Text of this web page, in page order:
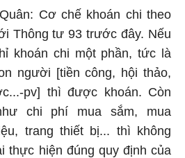
Cơ chế khoán chi theo
Thông tư 93 trước đây. Nếu
khoán chi một phần, tức là
người [tiền công, hội thảo,
pv] thì được khoán. Còn
chi phí mua sắm, mua
trang thiết bị... thì không
thực hiện đúng quy định của